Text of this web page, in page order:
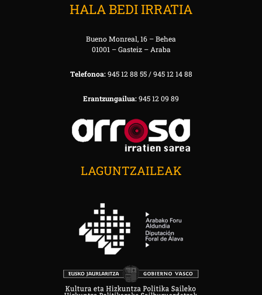
HALA BEDI IRRATIA
Bueno Monreal, 16 – Behea
01001 – Gasteiz – Araba
Telefonoa:945 12 88 55 / 945 12 14 88
Erantzungailua:945 12 09 89
LAGUNTZAILEAK